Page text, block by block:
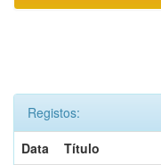
Registos:
Data
Título